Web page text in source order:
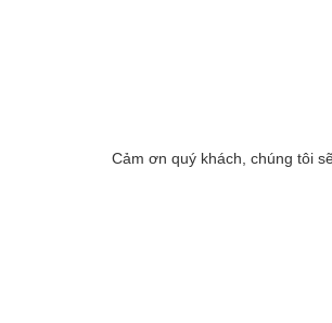
Cảm ơn quý khách, chúng tôi